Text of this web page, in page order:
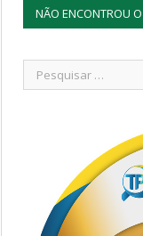
NÃO ENCONTROU